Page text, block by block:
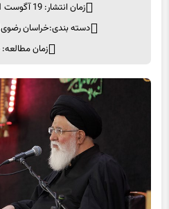
دسته بندی:خراسان رضوی
زمان مطالعه: 6 دقیقه